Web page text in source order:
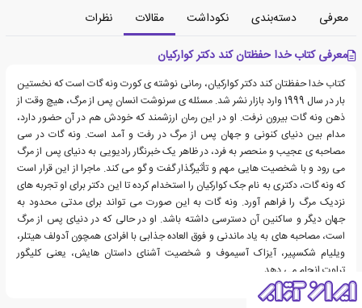
معرفی دسته‌بندی نکوداشت مقالات
نظرات
معرفی کتاب خدا حفظتان کند دکتر کوارکیان
کتاب خدا حفظتان کند دکتر کوارکیان، رمانی نوشته ی کورت ونه گات است که نخستین
بار در سال 1999 وارد بازار نشر شد. مسئله ی سرنوشت انسان پس از مرگ، هیچ وقت از
ذهن ونه گات بیرون نرفت. او در این رمان ارزشمند که خودش هم در آن حضور دارد،
مدام بین دنیای کنونی و جهان پس از مرگ در رفت و آمد است. ونه گات در سی
مصاحبه ی عجیب و منحصر به فرد، در ظاهر یک خبرنگار رادیویی به دنیای پس از مرگ
می رود و با شخصیت هایی مهم و تأثیرگذار گفت و گو می کند. ماجرا از این قرار است
که ونه گات، دکتری به نام جک کوارکیان را استخدام کرده تا این دکتر برای او تجربه های
نزدیک مرگ را فراهم آورد. ونه گات به این صورت می تواند برای مدتی محدود به
جهان دیگر و ساکنین آن دسترسی داشته باشد. او در حالی که در دنیای پس از مرگ
است، مصاحبه های به یاد ماندنی و فوق العاده جذابی با افرادی همچون آدولف هیتلر،
ویلیام شکسپیر، آیزاک آسیموف و شخصیت آشنای داستان هایش، یعنی کلیگور
تراوت انجام می دهد.